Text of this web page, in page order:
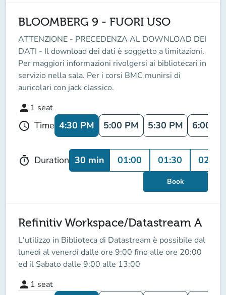
BLOOMBERG 9 - FUORI USO
ATTENZIONE - PRECEDENZA AL DOWNLOAD DEI
DATI - Il download dei dati è soggetto a limitazioni.
Per maggiori informazioni rivolgersi ai bibliotecari in
servizio nella sala. Per i corsi BMC munirsi di
auricolari con jack classico.
person 1 seat
schedule Time 4:30 PM 5:00 PM 5:30 PM 6:00
timer Duration 30 min 01:00 01:30 02:00
Book
Refinitiv Workspace/Datastream A
L'utilizzo in Biblioteca di Datastream è possibile dal
lunedì al venerdì dalle ore 9:00 fino alle ore 20:00
ed il Sabato dalle 9:00 alle 13:00
person 1 seat